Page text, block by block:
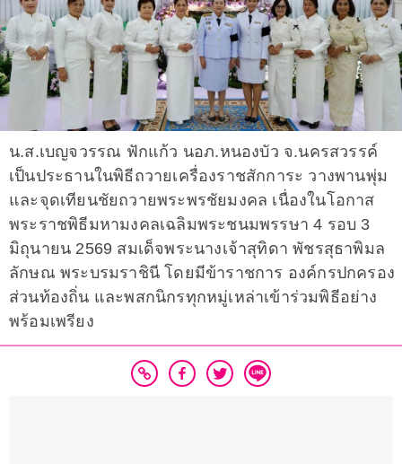
น.ส.เบญจวรรณ ฟักแก้ว นอภ.หนองบัว จ.นครสวรรค์
เป็นประธานในพิธีถวายเครื่องราชสักการะ วางพานพุ่ม
และจุดเทียนชัยถวายพระพรชัยมงคล เนื่องในโอกาส
พระราชพิธีมหามงคลเฉลิมพระชนมพรรษา 4 รอบ 3
มิถุนายน 2569 สมเด็จพระนางเจ้าสุทิดา พัชรสุธาพิมล
ลักษณ พระบรมราชินี โดยมีข้าราชการ องค์กรปกครอง
ส่วนท้องถิ่น และพสกนิกรทุกหมู่เหล่าเข้าร่วมพิธีอย่าง
พร้อมเพรียง